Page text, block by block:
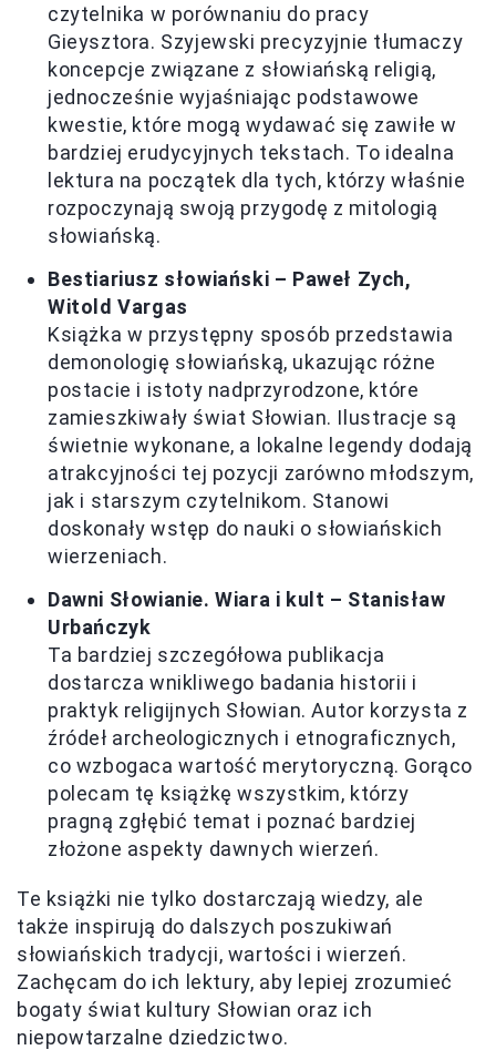
czytelnika w porównaniu do pracy
Gieysztora. Szyjewski precyzyjnie tłumaczy
koncepcje związane z słowiańską religią,
jednocześnie wyjaśniając podstawowe
kwestie, które mogą wydawać się zawiłe w
bardziej erudycyjnych tekstach. To idealna
lektura na początek dla tych, którzy właśnie
rozpoczynają swoją przygodę z mitologią
słowiańską.
Bestiariusz słowiański – Paweł Zych,
Witold Vargas
Książka w przystępny sposób przedstawia
demonologię słowiańską, ukazując różne
postacie i istoty nadprzyrodzone, które
zamieszkiwały świat Słowian. Ilustracje są
świetnie wykonane, a lokalne legendy dodają
atrakcyjności tej pozycji zarówno młodszym,
jak i starszym czytelnikom. Stanowi
doskonały wstęp do nauki o słowiańskich
wierzeniach.
Dawni Słowianie. Wiara i kult – Stanisław
Urbańczyk
Ta bardziej szczegółowa publikacja
dostarcza wnikliwego badania historii i
praktyk religijnych Słowian. Autor korzysta z
źródeł archeologicznych i etnograficznych,
co wzbogaca wartość merytoryczną. Gorąco
polecam tę książkę wszystkim, którzy
pragną zgłębić temat i poznać bardziej
złożone aspekty dawnych wierzeń.
Te książki nie tylko dostarczają wiedzy, ale
także inspirują do dalszych poszukiwań
słowiańskich tradycji, wartości i wierzeń.
Zachęcam do ich lektury, aby lepiej zrozumieć
bogaty świat kultury Słowian oraz ich
niepowtarzalne dziedzictwo.